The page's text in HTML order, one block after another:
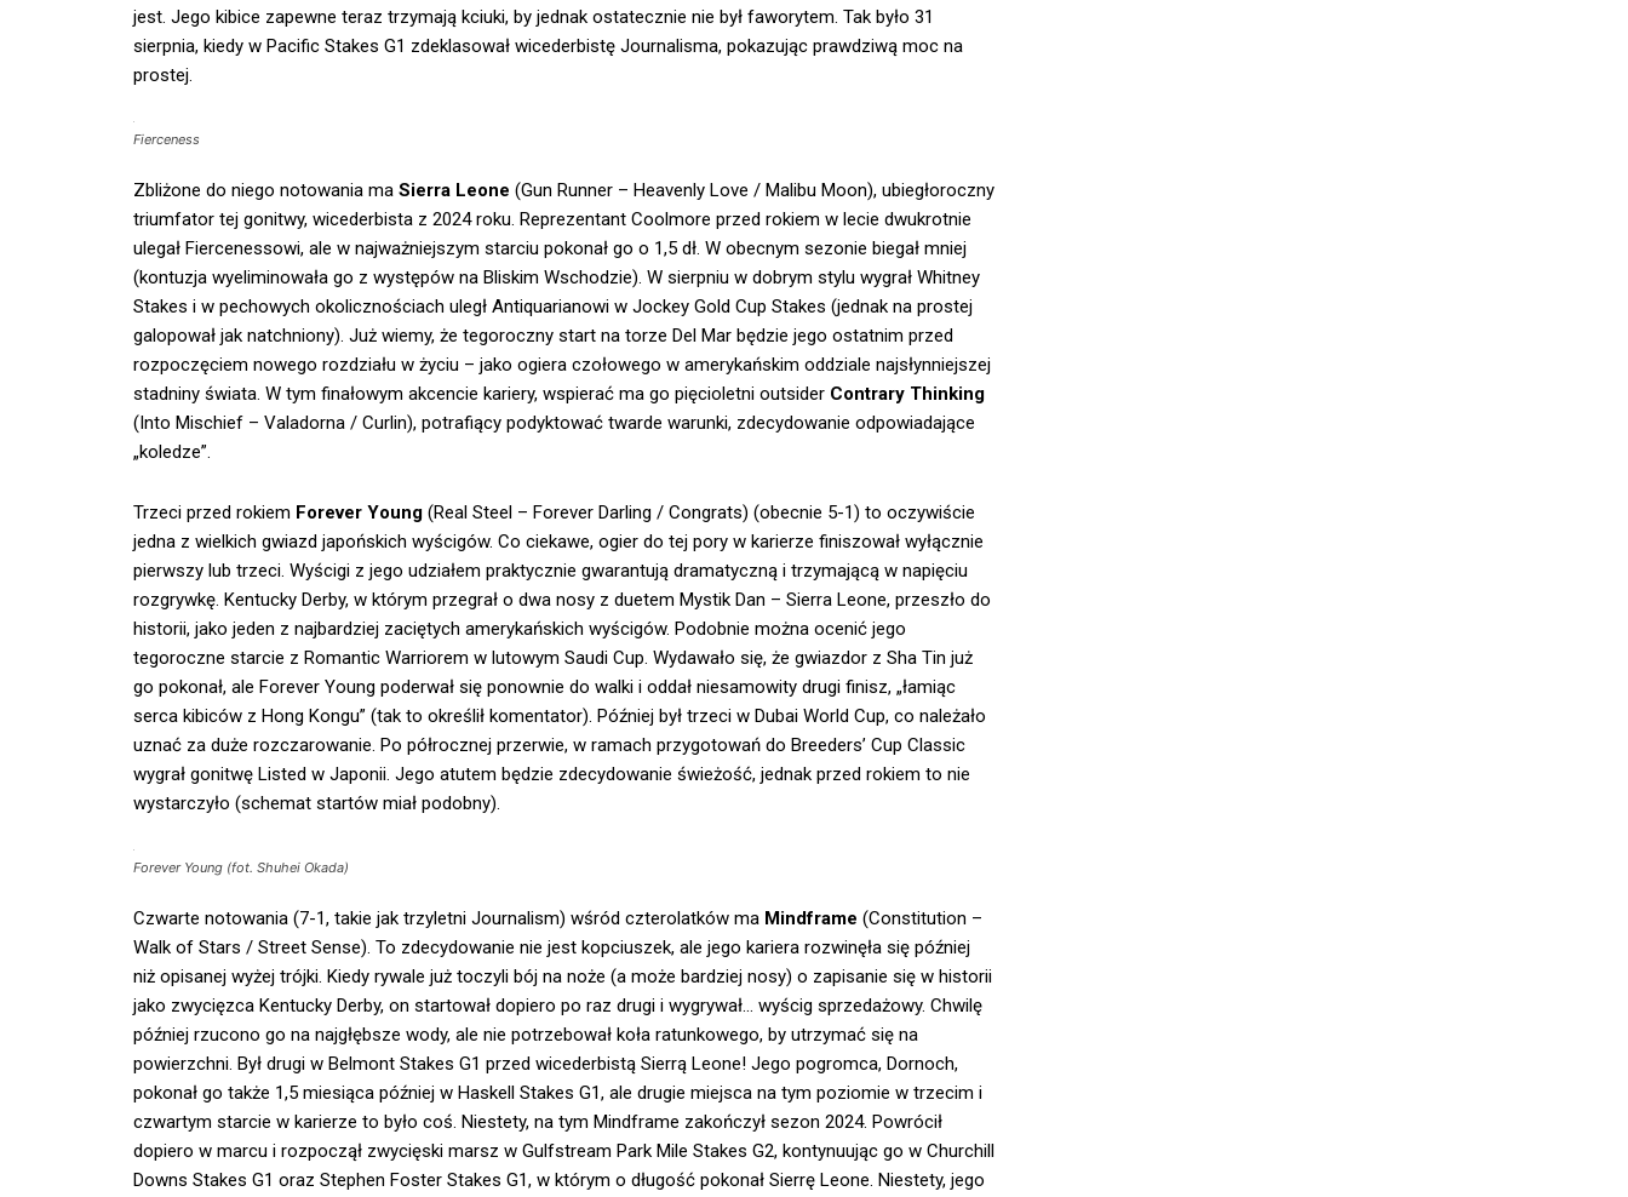
jest. Jego kibice zapewne teraz trzymają kciuki, by jednak ostatecznie nie był faworytem. Tak było 31
sierpnia, kiedy w Pacific Stakes G1 zdeklasował wicederbistę Journalisma, pokazując prawdziwą moc na
prostej.
Fierceness
Zbliżone do niego notowania ma Sierra Leone (Gun Runner – Heavenly Love / Malibu Moon), ubiegłoroczny
triumfator tej gonitwy, wicederbista z 2024 roku. Reprezentant Coolmore przed rokiem w lecie dwukrotnie
ulegał Fiercenessowi, ale w najważniejszym starciu pokonał go o 1,5 dł. W obecnym sezonie biegał mniej
(kontuzja wyeliminowała go z występów na Bliskim Wschodzie). W sierpniu w dobrym stylu wygrał Whitney
Stakes i w pechowych okolicznościach uległ Antiquarianowi w Jockey Gold Cup Stakes (jednak na prostej
galopował jak natchniony). Już wiemy, że tegoroczny start na torze Del Mar będzie jego ostatnim przed
rozpoczęciem nowego rozdziału w życiu – jako ogiera czołowego w amerykańskim oddziale najsłynniejszej
stadniny świata. W tym finałowym akcencie kariery, wspierać ma go pięcioletni outsider Contrary Thinking
(Into Mischief – Valadorna / Curlin), potrafiący podyktować twarde warunki, zdecydowanie odpowiadające
„koledze”.
Trzeci przed rokiem Forever Young (Real Steel – Forever Darling / Congrats) (obecnie 5-1) to oczywiście
jedna z wielkich gwiazd japońskich wyścigów. Co ciekawe, ogier do tej pory w karierze finiszował wyłącznie
pierwszy lub trzeci. Wyścigi z jego udziałem praktycznie gwarantują dramatyczną i trzymającą w napięciu
rozgrywkę. Kentucky Derby, w którym przegrał o dwa nosy z duetem Mystik Dan – Sierra Leone, przeszło do
historii, jako jeden z najbardziej zaciętych amerykańskich wyścigów. Podobnie można ocenić jego
tegoroczne starcie z Romantic Warriorem w lutowym Saudi Cup. Wydawało się, że gwiazdor z Sha Tin już
go pokonał, ale Forever Young poderwał się ponownie do walki i oddał niesamowity drugi finisz, „łamiąc
serca kibiców z Hong Kongu” (tak to określił komentator). Później był trzeci w Dubai World Cup, co należało
uznać za duże rozczarowanie. Po półrocznej przerwie, w ramach przygotowań do Breeders’ Cup Classic
wygrał gonitwę Listed w Japonii. Jego atutem będzie zdecydowanie świeżość, jednak przed rokiem to nie
wystarczyło (schemat startów miał podobny).
Forever Young (fot. Shuhei Okada)
Czwarte notowania (7-1, takie jak trzyletni Journalism) wśród czterolatków ma Mindframe (Constitution –
Walk of Stars / Street Sense). To zdecydowanie nie jest kopciuszek, ale jego kariera rozwinęła się później
niż opisanej wyżej trójki. Kiedy rywale już toczyli bój na noże (a może bardziej nosy) o zapisanie się w historii
jako zwycięzca Kentucky Derby, on startował dopiero po raz drugi i wygrywał… wyścig sprzedażowy. Chwilę
później rzucono go na najgłębsze wody, ale nie potrzebował koła ratunkowego, by utrzymać się na
powierzchni. Był drugi w Belmont Stakes G1 przed wicederbistą Sierrą Leone! Jego pogromca, Dornoch,
pokonał go także 1,5 miesiąca później w Haskell Stakes G1, ale drugie miejsca na tym poziomie w trzecim i
czwartym starcie w karierze to było coś. Niestety, na tym Mindframe zakończył sezon 2024. Powrócił
dopiero w marcu i rozpoczął zwycięski marsz w Gulfstream Park Mile Stakes G2, kontynuując go w Churchill
Downs Stakes G1 oraz Stephen Foster Stakes G1, w którym o długość pokonał Sierrę Leone. Niestety, jego